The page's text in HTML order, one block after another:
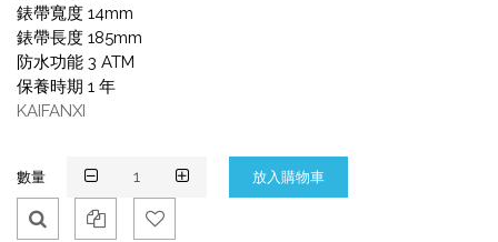
錶帶寬度 14mm
錶帶長度 185mm
防水功能 3 ATM
保養時期 1 年
KAIFANXI
數量